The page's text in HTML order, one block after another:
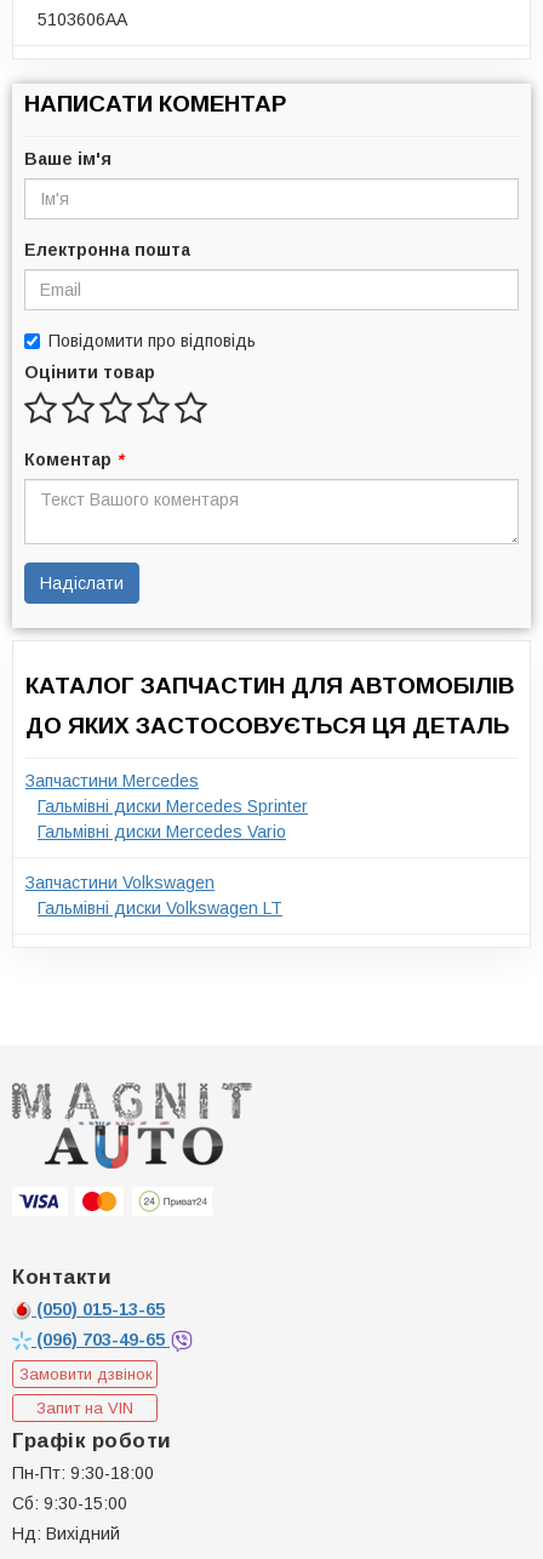
5103606AA
НАПИСАТИ КОМЕНТАР
Ваше ім'я
Електронна пошта
Повідомити про відповідь
Оцінити товар
Коментар *
Надіслати
КАТАЛОГ ЗАПЧАСТИН ДЛЯ АВТОМОБІЛІВ
ДО ЯКИХ ЗАСТОСОВУЄТЬСЯ ЦЯ ДЕТАЛЬ
Запчастини Mercedes
Гальмівні диски Mercedes Sprinter
Гальмівні диски Mercedes Vario
Запчастини Volkswagen
Гальмівні диски Volkswagen LT
Контакти
(050) 015-13-65
(096) 703-49-65
Замовити дзвінок
Запит на VIN
Графік роботи
Пн-Пт: 9:30-18:00
Сб: 9:30-15:00
Нд: Вихідний